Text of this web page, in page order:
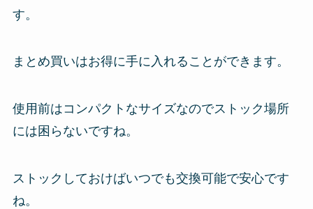
す。
まとめ買いはお得に手に入れることができます。
使用前はコンパクトなサイズなのでストック場所
には困らないですね。
ストックしておけばいつでも交換可能で安心です
ね。